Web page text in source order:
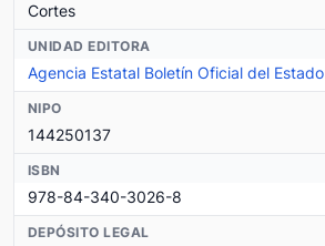
Cortes
UNIDAD EDITORA
Agencia Estatal Boletín Oficial del Estado
NIPO
144250137
ISBN
978-84-340-3026-8
DEPÓSITO LEGAL